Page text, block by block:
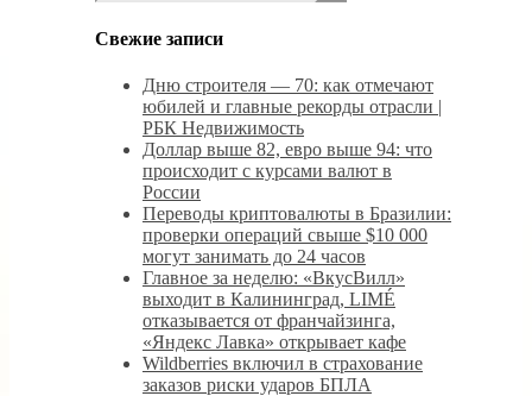
Свежие записи
Дню строителя — 70: как отмечают
юбилей и главные рекорды отрасли |
РБК Недвижимость
Доллар выше 82, евро выше 94: что
происходит с курсами валют в
России
Переводы криптовалюты в Бразилии:
проверки операций свыше $10 000
могут занимать до 24 часов
Главное за неделю: «ВкусВилл»
выходит в Калининград, LIMÉ
отказывается от франчайзинга,
«Яндекс Лавка» открывает кафе
Wildberries включил в страхование
заказов риски ударов БПЛА